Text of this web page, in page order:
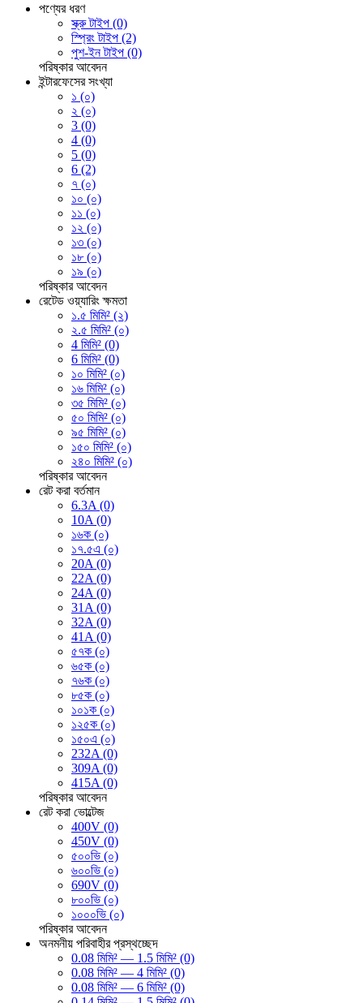
পণ্যের ধরণ
স্ক্রু টাইপ (0)
স্প্রিং টাইপ (2)
পুশ-ইন টাইপ (0)
পরিষ্কার আবেদন
ইন্টারফেসের সংখ্যা
১ (০)
২ (০)
3 (0)
4 (0)
5 (0)
6 (2)
৭ (০)
১০ (০)
১১ (০)
১২ (০)
১৩ (০)
১৮ (০)
১৯ (০)
পরিষ্কার আবেদন
রেটেড ওয়্যারিং ক্ষমতা
১.৫ মিমি² (২)
২.৫ মিমি² (০)
4 মিমি² (0)
6 মিমি² (0)
১০ মিমি² (০)
১৬ মিমি² (০)
৩৫ মিমি² (০)
৫০ মিমি² (০)
৯৫ মিমি² (০)
১৫০ মিমি² (০)
২৪০ মিমি² (০)
পরিষ্কার আবেদন
রেট করা বর্তমান
6.3A (0)
10A (0)
১৬ক (০)
১৭.৫এ (০)
20A (0)
22A (0)
24A (0)
31A (0)
32A (0)
41A (0)
৫৭ক (০)
৬৫ক (০)
৭৬ক (০)
৮৫ক (০)
১০১ক (০)
১২৫ক (০)
১৫০এ (০)
232A (0)
309A (0)
415A (0)
পরিষ্কার আবেদন
রেট করা ভোল্টেজ
400V (0)
450V (0)
৫০০ভি (০)
৬০০ভি (০)
690V (0)
৮০০ভি (০)
১০০০ভি (০)
পরিষ্কার আবেদন
অনমনীয় পরিবাহীর প্রস্থচ্ছেদ
0.08 মিমি² — 1.5 মিমি² (0)
0.08 মিমি² — 4 মিমি² (0)
0.08 মিমি² — 6 মিমি² (0)